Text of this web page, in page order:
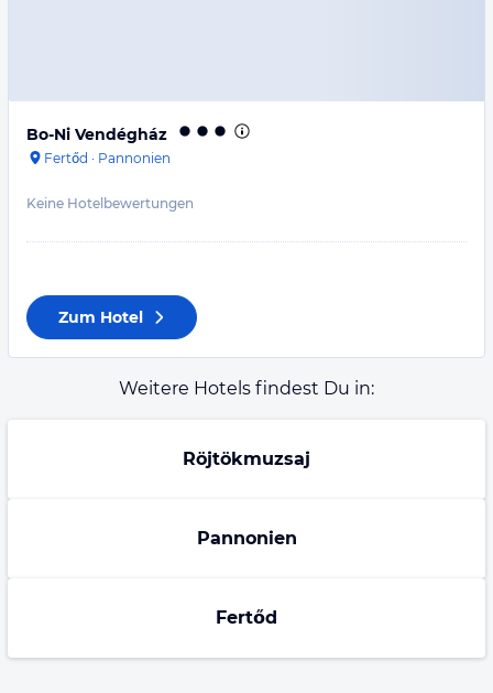
Bo-Ni Vendégház
Fertőd · Pannonien
Keine Hotelbewertungen
Zum Hotel
Weitere Hotels findest Du in:
Röjtökmuzsaj
Pannonien
Fertőd